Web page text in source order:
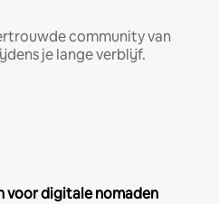
community van
je lange verblijf.
voor digitale nomaden